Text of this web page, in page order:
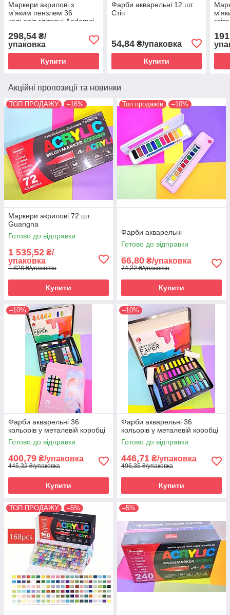
Маркери акрилові з
м'яким пензлем 36
кольорів глітерні Aodemei
298,54 ₴/
упаковка
Купити
Фарби акварельні 12 шт.
Стіч
54,84₴/упаковка
Купити
Акційні пропозиції та новинки
ТОП ПРОДАЖУ –16%
Маркери акрилові 72 шт
Guangna
Готово до відправки
1 535,52 ₴/
упаковка
1 828 ₴/упаковка
Купити
Топ продажів –10%
Фарби акварельні
Готово до відправки
66,80 ₴/упаковка
74,22 ₴/упаковка
Купити
–10%
Фарби акварельні 36
кольорів у металевій коробці
Готово до відправки
400,79 ₴/упаковка
445,32 ₴/упаковка
Купити
–10%
Фарби акварельні 36
кольорів у металевій коробці
Готово до відправки
446,71 ₴/упаковка
496,35 ₴/упаковка
Купити
ТОП ПРОДАЖУ –5% –5%